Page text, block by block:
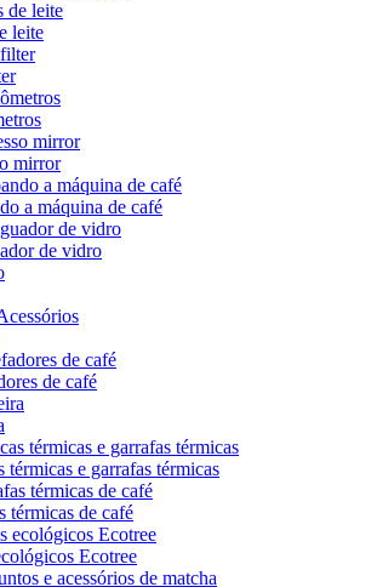
leite
mirror
a máquina de café
de vidro
de café
térmicas e garrafas térmicas
térmicas de café
Ecotree